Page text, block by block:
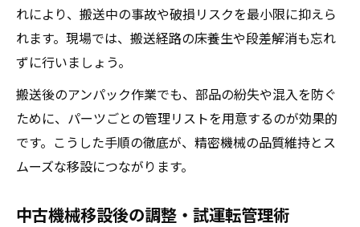
れにより、搬送中の事故や破損リスクを最小限に抑えら
れます。現場では、搬送経路の床養生や段差解消も忘れ
ずに行いましょう。
搬送後のアンパック作業でも、部品の紛失や混入を防ぐ
ために、パーツごとの管理リストを用意するのが効果的
です。こうした手順の徹底が、精密機械の品質維持とス
ムーズな移設につながります。
中古機械移設後の調整・試運転管理術